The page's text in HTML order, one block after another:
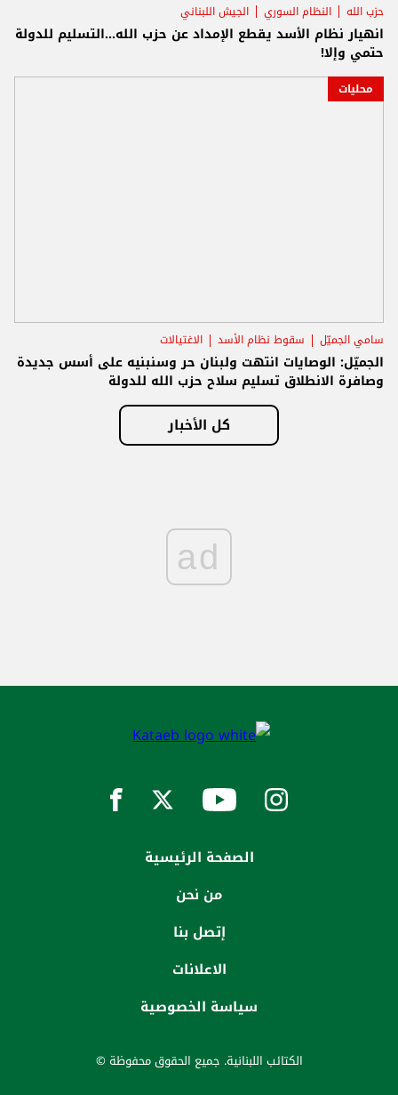
حزب الله النظام السوري الجيش اللبناني
انهيار نظام الأسد يقطع الإمداد عن حزب الله...التسليم للدولة
حتمي وإلا!
محليات
سامي الجميّل سقوط نظام الأسد الاغتيالات
الجميّل: الوصايات انتهت ولبنان حر وسنبنيه على أسس جديدة
وصافرة الانطلاق تسليم سلاح حزب الله للدولة
كل الأخبار
ad
الصفحة الرئيسية
من نحن
إتصل بنا
الاعلانات
سياسة الخصوصية
الكتائب اللبنانية. جميع الحقوق محفوظة ©